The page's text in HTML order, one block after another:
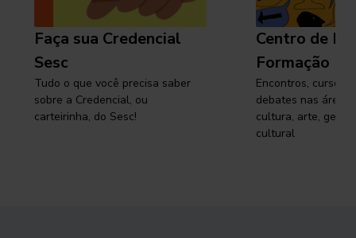
Faça sua Credencial
Sesc
Tudo o que você precisa saber
sobre a Credencial, ou
carteirinha, do Sesc!
Centro de
Formação
Encontros, cursos,
debates nas áreas
cultura, arte,
cultural